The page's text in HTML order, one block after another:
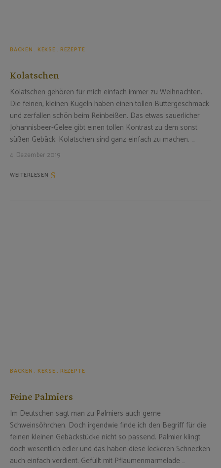
BACKEN KEKSE REZEPTE
Kolatschen
Kolatschen gehören für mich einfach immer zu Weihnachten.
Die feinen, kleinen Kugeln haben einen tollen Buttergeschmack
und zerfallen schön beim Reinbeißen. Das etwas säuerlicher
Johannisbeer-Gelee gibt einen tollen Kontrast zu dem sonst
süßen Gebäck. Kolatschen sind ganz einfach zu machen. …
4. Dezember 2019
WEITERLESEN
BACKEN KEKSE REZEPTE
Feine Palmiers
Im Deutschen sagt man zu Palmiers auch gerne
Schweinsöhrchen. Doch irgendwie finde ich den Begriff für die
feinen kleinen Gebäckstücke nicht so passend. Palmier klingt
doch wesentlich edler und das haben diese leckeren Schnecken
auch einfach verdient. Gefüllt mit Pflaumenmarmelade …